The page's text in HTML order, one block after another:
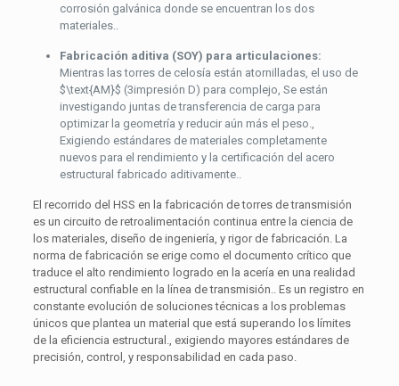
corrosión galvánica donde se encuentran los dos
materiales..
Fabricación aditiva (SOY) para articulaciones:
Mientras las torres de celosía están atornilladas, el uso de
$\text{AM}$ (3impresión D) para complejo, Se están
investigando juntas de transferencia de carga para
optimizar la geometría y reducir aún más el peso.,
Exigiendo estándares de materiales completamente
nuevos para el rendimiento y la certificación del acero
estructural fabricado aditivamente..
El recorrido del HSS en la fabricación de torres de transmisión
es un circuito de retroalimentación continua entre la ciencia de
los materiales, diseño de ingeniería, y rigor de fabricación. La
norma de fabricación se erige como el documento crítico que
traduce el alto rendimiento logrado en la acería en una realidad
estructural confiable en la línea de transmisión.. Es un registro en
constante evolución de soluciones técnicas a los problemas
únicos que plantea un material que está superando los límites
de la eficiencia estructural., exigiendo mayores estándares de
precisión, control, y responsabilidad en cada paso.